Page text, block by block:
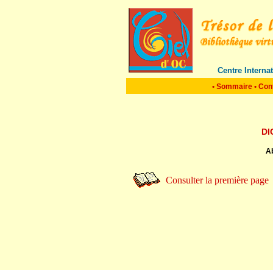
Centre
• Sommaire •
Consulter la première page